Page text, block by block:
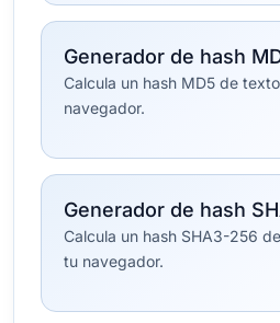
Generador de hash
Calcula un hash MD5 de
navegador.
Generador de hash
Calcula un hash SHA3-256
tu navegador.